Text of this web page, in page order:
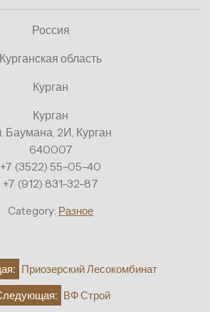
Россия
Курганская область
Курган
Курган
Баумана, 2И, Курган
640007
+7 (3522) 55-05-40
+7 (912) 831-32-87
Category: Разное
Приозерский Лесокомбинат
ВФ Строй